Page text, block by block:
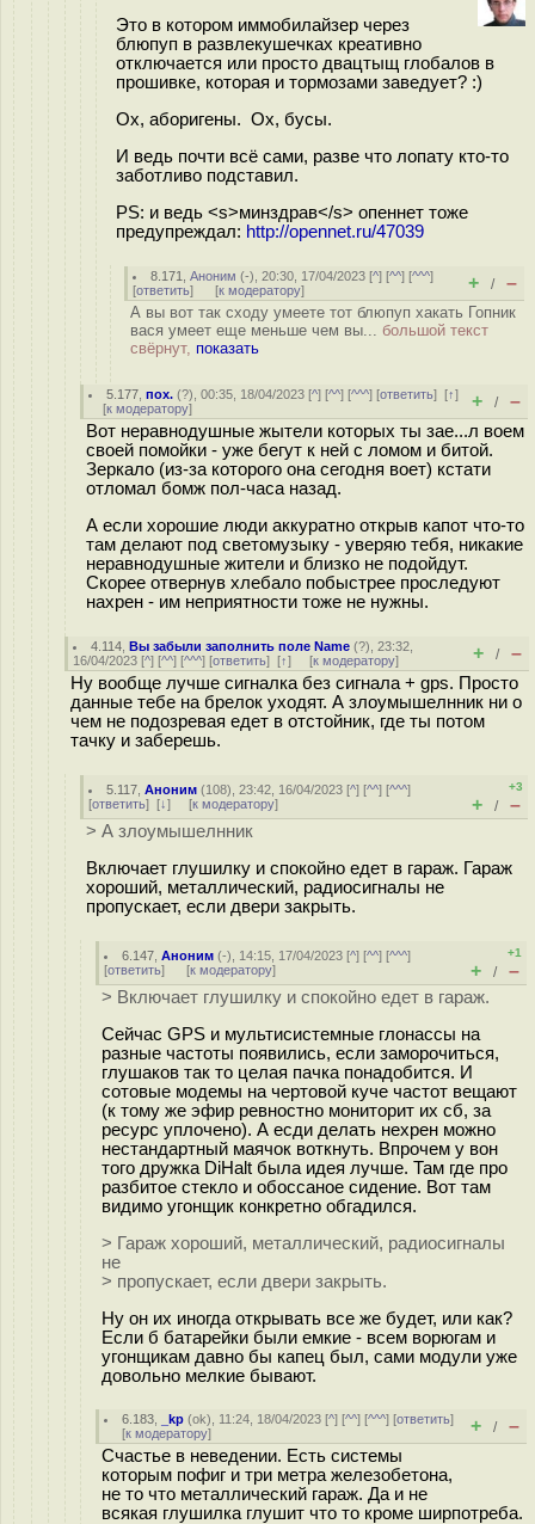
Это в котором иммобилайзер через
блюпуп в развлекушечках креативно
отключается или просто двацтыщ глобалов в
прошивке, которая и тормозами заведует? :)
Ох, аборигены. Ох, бусы.
И ведь почти всё сами, разве что лопату кто-то
заботливо подставил.
PS: и ведь <s>минздрав</s> опеннет тоже
предупреждал: http://opennet.ru/47039
8.171 ,Аноним (-), 20:30, 17/04/2023 [^] [^^] [^^^]
[ответить] [к модератору] + / –
А вы вот так сходу умеете тот блюпуп хакать Гопник
вася умеет еще меньше чем вы... большой текст
свёрнут, показать
5.177 ,пох. (?), 00:35, 18/04/2023 [^] [^^] [^^^] [ответить][↑]
[к модератору] + / –
Вот неравнодушные жытели которых ты зае...л воем
своей помойки - уже бегут к ней с ломом и битой.
Зеркало (из-за которого она сегодня воет) кстати
отломал бомж пол-часа назад.
А если хорошие люди аккуратно открыв капот что-то
там делают под светомузыку - уверяю тебя, никакие
неравнодушные жители и близко не подойдут.
Скорее отвернув хлебало побыстрее проследуют
нахрен - им неприятности тоже не нужны.
4.114 ,Вы забыли заполнить поле Name (?), 23:32,
16/04/2023 [^] [^^] [^^^] [ответить] [↑] [к модератору] + / –
Ну вообще лучше сигналка без сигнала + gps. Просто
данные тебе на брелок уходят. А злоумышелнник ни о
чем не подозревая едет в отстойник, где ты потом
тачку и заберешь.
5.117 ,Аноним (108), 23:42, 16/04/2023 [^] [^^] [^^^]
[ответить] [↓] [к модератору]
+3
+ / –
> А злоумышелнник
Включает глушилку и спокойно едет в гараж. Гараж
хороший, металлический, радиосигналы не
пропускает, если двери закрыть.
6.147 ,Аноним (-), 14:15, 17/04/2023 [^] [^^] [^^^]
[ответить] [к модератору]
+1
+ / –
> Включает глушилку и спокойно едет в гараж.
Сейчас GPS и мультисистемные глонассы на
разные частоты появились, если заморочиться,
глушаков так то целая пачка понадобится. И
сотовые модемы на чертовой куче частот вещают
(к тому же эфир ревностно мониторит их сб, за
ресурс уплочено). А есди делать нехрен можно
нестандартный маячок воткнуть. Впрочем у вон
того дружка DiHalt была идея лучше. Там где про
разбитое стекло и обоссаное сидение. Вот там
видимо угонщик конкретно обгадился.
> Гараж хороший, металлический, радиосигналы
не
> пропускает, если двери закрыть.
Ну он их иногда открывать все же будет, или как?
Если б батарейки были емкие - всем ворюгам и
угонщикам давно бы капец был, сами модули уже
довольно мелкие бывают.
6.183 _kp (ok), 11:24, 18/04/2023 [^] [^^] [^^^] [ответить]
[к модератору] + / –
Счастье в неведении. Есть системы
которым пофиг и три метра железобетона,
не то что металлический гараж. Да и не
всякая глушилка глушит что то кроме ширпотреба.